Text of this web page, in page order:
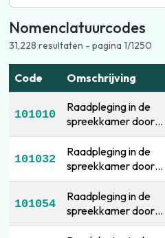
Nomenclatuurcodes
31,228 resultaten - pagina 1/1250
Code Omschrijving
101010
Raadpleging in de
spreekkamer door
een huisarts op basis
van verworven
rechten
101032
Raadpleging in de
spreekkamer door
een huisarts
101054
Raadpleging in de
spreekkamer door
een arts, houder van